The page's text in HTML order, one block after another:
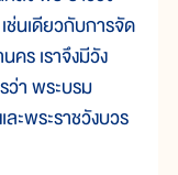
ช่นเดียวกับการจัด
คร เราจึงมีวัง
ว่า พระบรม
ะพระราชวังบวร